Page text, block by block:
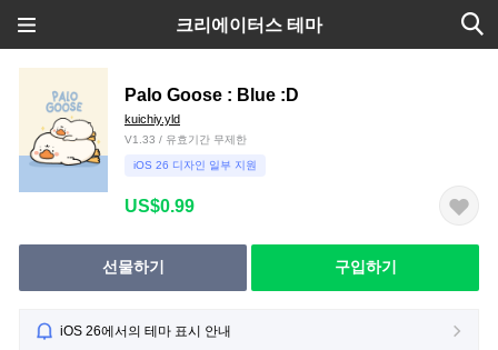
크리에이터스 테마
Palo Goose : Blue :D
kuichiy.yld
V1.33 / 유효기간 무제한
iOS 26 디자인 일부 지원
US$0.99
선물하기 구입하기
iOS 26에서의 테마 표시 안내